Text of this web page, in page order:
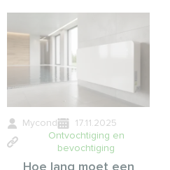
Mycond
17.11.2025
Ontvochtiging en
bevochtiging
Hoe lang moet een